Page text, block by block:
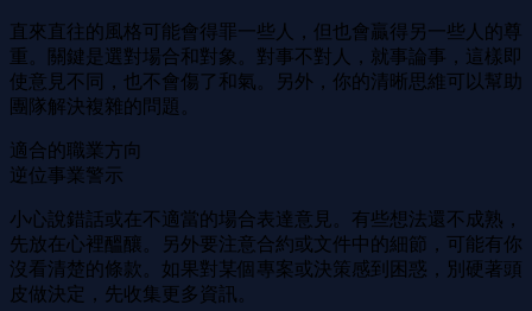
直來直往的風格可能會得罪一些人，但也會贏得另一些人的尊
重。關鍵是選對場合和對象。對事不對人，就事論事，這樣即
使意見不同，也不會傷了和氣。另外，你的清晰思維可以幫助
團隊解決複雜的問題。
適合的職業方向
逆位事業警示
小心說錯話或在不適當的場合表達意見。有些想法還不成熟，
先放在心裡醞釀。另外要注意合約或文件中的細節，可能有你
沒看清楚的條款。如果對某個專案或決策感到困惑，別硬著頭
皮做決定，先收集更多資訊。